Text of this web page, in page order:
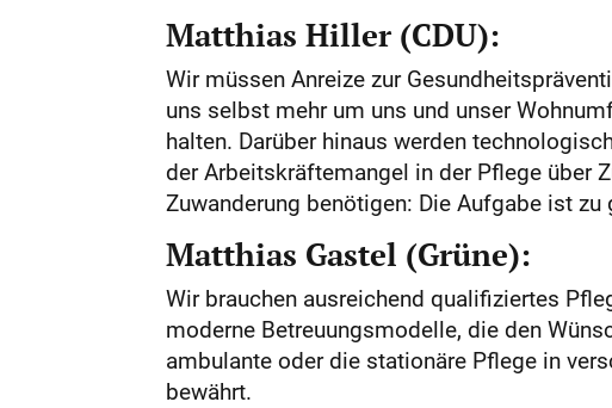
Matthias Hiller (CDU):
Wir müssen Anreize zur
uns selbst mehr um uns und unser
halten. Darüber hinaus werden
der Arbeitskräftemangel in der Pflege über
Zuwanderung benötigen: Die Aufgabe ist
Matthias Gastel (Grüne):
Wir brauchen ausreichend qualifiziertes
moderne Betreuungsmodelle, die den
ambulante oder die stationäre Pflege in
bewährt.